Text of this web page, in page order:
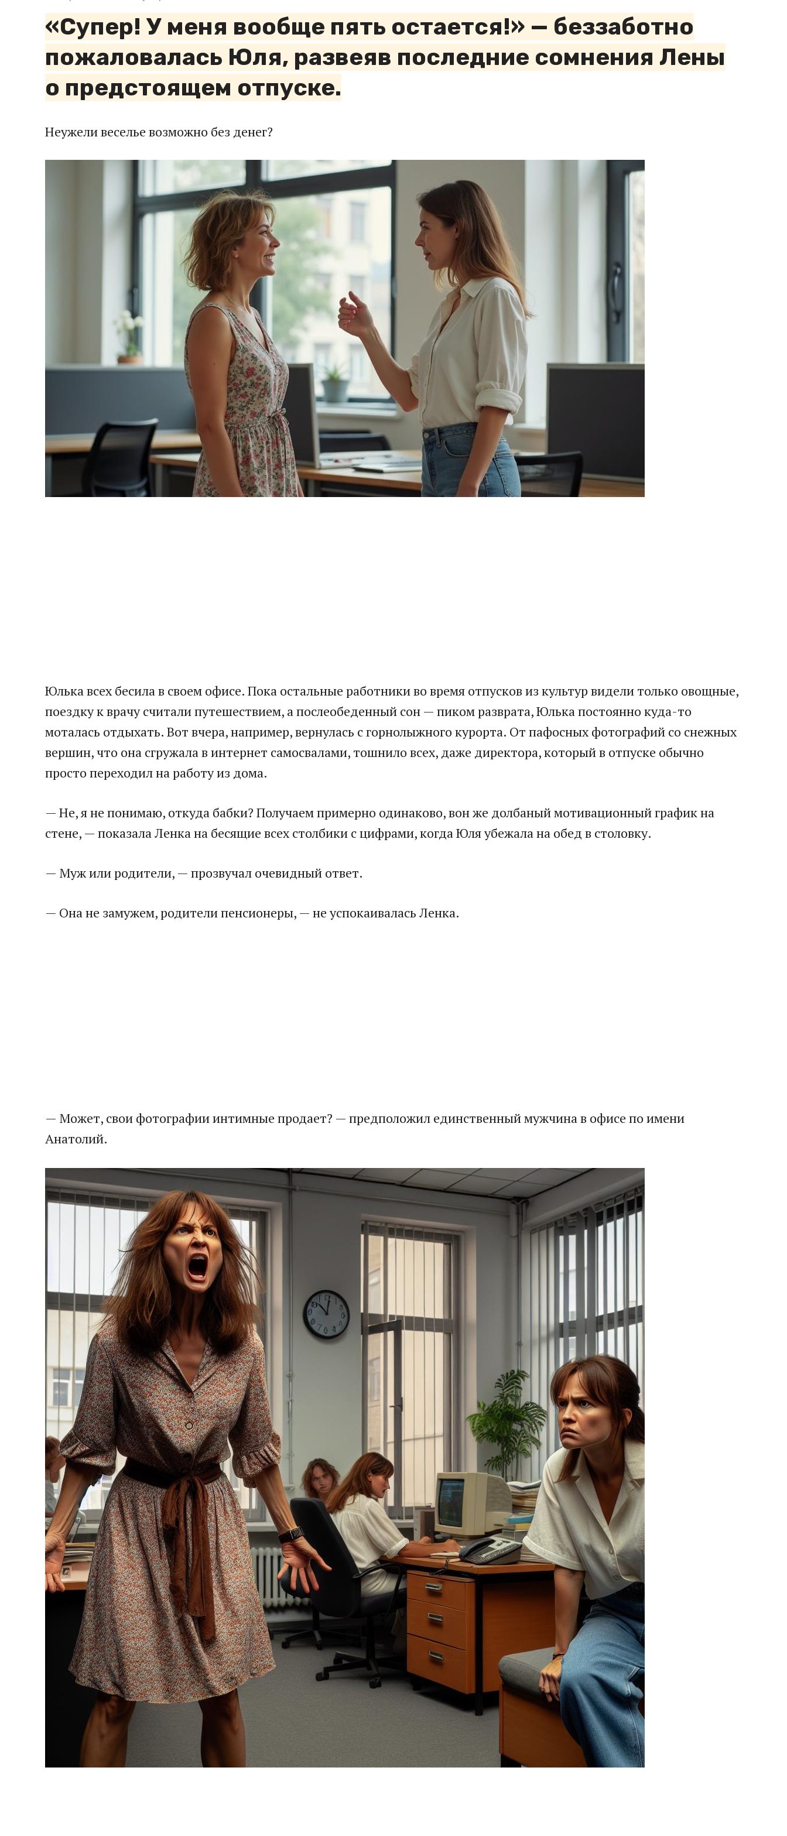
«Супер! У меня вообще пять остается!» — беззаботно
пожаловалась Юля, развеяв последние сомнения Лены
о предстоящем отпуске.
Неужели веселье возможно без денег?
Юлька всех бесила в своем офисе. Пока остальные работники во время отпусков из культур видели только овощные,
поездку к врачу считали путешествием, а послеобеденный сон — пиком разврата, Юлька постоянно куда-то
моталась отдыхать. Вот вчера, например, вернулась с горнолыжного курорта. От пафосных фотографий со снежных
вершин, что она сгружала в интернет самосвалами, тошнило всех, даже директора, который в отпуске обычно
просто переходил на работу из дома.
— Не, я не понимаю, откуда бабки? Получаем примерно одинаково, вон же долбаный мотивационный график на
стене, — показала Ленка на бесящие всех столбики с цифрами, когда Юля убежала на обед в столовку.
— Муж или родители, — прозвучал очевидный ответ.
— Она не замужем, родители пенсионеры, — не успокаивалась Ленка.
— Может, свои фотографии интимные продает? — предположил единственный мужчина в офисе по имени
Анатолий.